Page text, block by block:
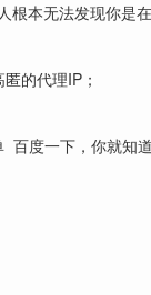
根本无法发现你是
的代理IP；
百度一下，你就知